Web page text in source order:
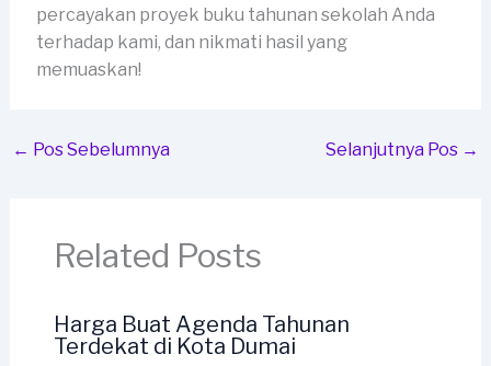
percayakan proyek buku tahunan sekolah Anda
terhadap kami, dan nikmati hasil yang
memuaskan!
← Pos Sebelumnya Selanjutnya Pos →
Related Posts
Harga Buat Agenda Tahunan
Terdekat di Kota Dumai